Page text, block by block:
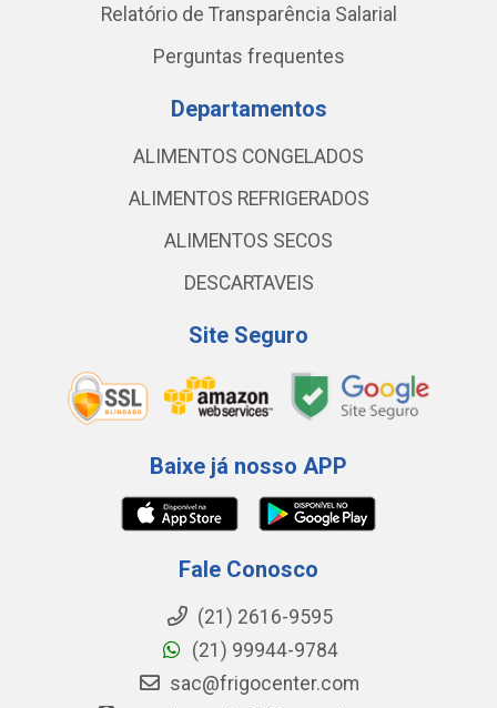
Relatório de Transparência Salarial
Perguntas frequentes
Departamentos
ALIMENTOS CONGELADOS
ALIMENTOS REFRIGERADOS
ALIMENTOS SECOS
DESCARTAVEIS
Site Seguro
Baixe já nosso APP
Fale Conosco
(21) 2616-9595
(21) 99944-9784
sac@frigocenter.com